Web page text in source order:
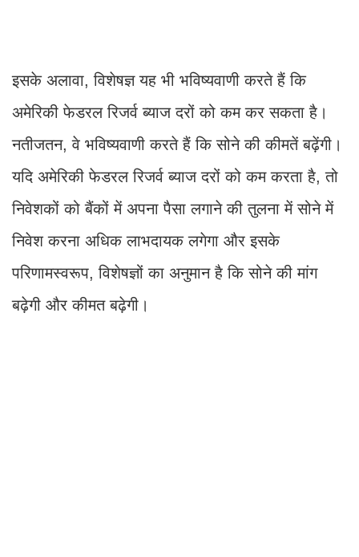
इसके अलावा, विशेषज्ञ यह भी भविष्यवाणी करते हैं कि
अमेरिकी फेडरल रिजर्व ब्याज दरों को कम कर सकता है।
नतीजतन, वे भविष्यवाणी करते हैं कि सोने की कीमतें बढ़ेंगी।
यदि अमेरिकी फेडरल रिजर्व ब्याज दरों को कम करता है, तो
निवेशकों को बैंकों में अपना पैसा लगाने की तुलना में सोने में
निवेश करना अधिक लाभदायक लगेगा और इसके
परिणामस्वरूप, विशेषज्ञों का अनुमान है कि सोने की मांग
बढ़ेगी और कीमत बढ़ेगी।